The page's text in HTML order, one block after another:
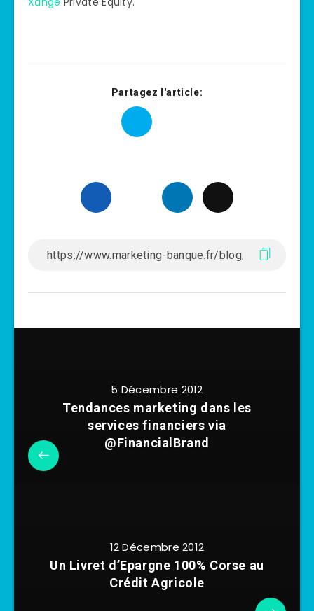
Partagez l'article:
5 Décembre 2012
Tendances marketing dans les
services financiers via
@FinancialBrand
12 Décembre 2012
Un Livret d’Epargne 100% Corse au
Crédit Agricole